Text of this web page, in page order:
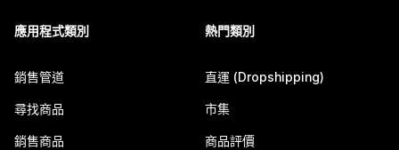
應用程式類別
銷售管道
尋找商品
銷售商品
熱門類別
直運 (Dropshipping)
市集
商品評價